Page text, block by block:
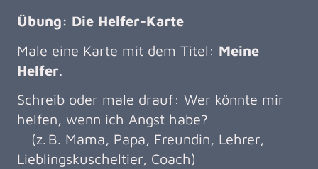
Übung: Die Helfer-Karte
Male eine Karte mit dem Titel: Meine
Helfer
Schreib oder male drauf: Wer könnte mir
helfen, wenn ich Angst habe?
(z. B. Mama, Papa, Freundin, Lehrer,
Lieblingskuscheltier, Coach)